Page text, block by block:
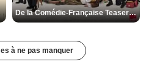
VF De la Comédie-Française Teaser VF
à ne pas manquer